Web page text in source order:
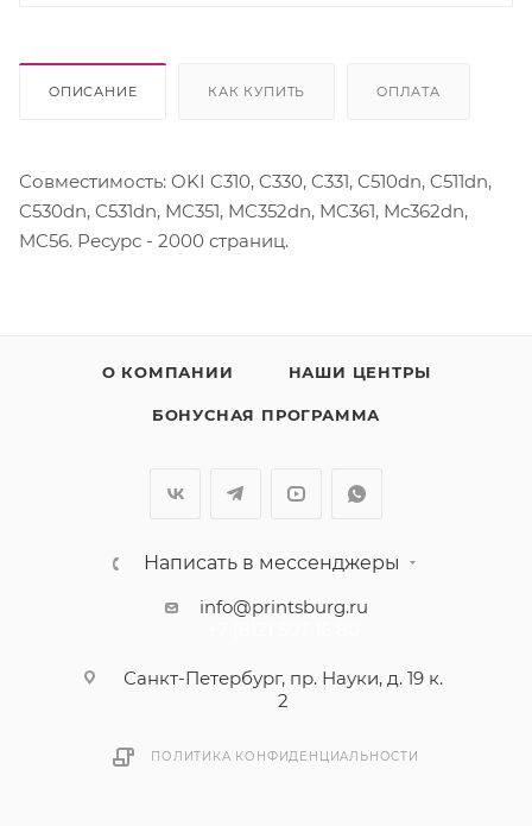
ОПИСАНИЕ КАК КУПИТЬ ОПЛАТА
Совместимость: OKI C310, C330, C331, C510dn, C511dn,
C530dn, C531dn, MC351, MC352dn, MC361, Mc362dn,
MC56. Ресурс - 2000 страниц.
О КОМПАНИИ НАШИ ЦЕНТРЫ
БОНУСНАЯ ПРОГРАММА
Написать в мессенджеры
info@printsburg.ru
Санкт-Петербург, пр. Науки, д. 19 к.
2
ПОЛИТИКА КОНФИДЕНЦИАЛЬНОСТИ